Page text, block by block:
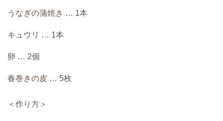
うなぎの蒲焼き … 1本
キュウリ … 1本
卵 … 2個
春巻きの皮 … 5枚
＜作り方＞